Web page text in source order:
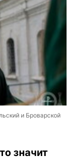
и Броварской
значит